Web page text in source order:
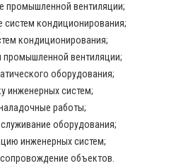
промышленной вентиляции;
систем кондиционирования;
кондиционирования;
промышленной вентиляции;
оборудования;
инженерных систем;
работы;
оборудования;
инженерных систем;
объектов.